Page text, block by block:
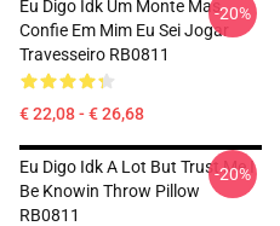
Eu Digo Idk Um Monte Mas
Confie Em Mim Eu Sei Jogar
Travesseiro RB0811
€ 22,08 - € 26,68
-20%
Eu Digo Idk A Lot But Trust Me I
Be Knowin Throw Pillow
RB0811
-20%